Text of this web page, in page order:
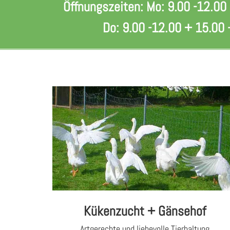
Öffnungszeiten: Mo: 9.00 -12.00
Do: 9.00 -12.00 + 15.00
Kükenzucht + Gänsehof